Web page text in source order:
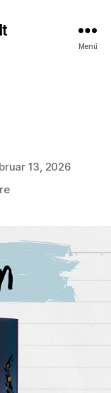
Menü
13, 2026
zu